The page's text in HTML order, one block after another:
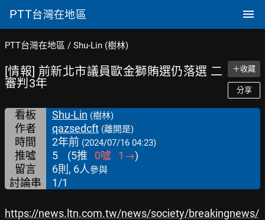
PTT台灣在地區
PTT台灣在地區 / Shu-Lin (樹林)
[情報] 前新北市議員歐金獅賄選仍落選 二
審判3年
＋收藏
分享
看板 Shu-Lin (樹林)
作者 qazsedcft (離開是)
時間 2年前 (2024/07/16 04:23)
推噓 5 (5推 0噓 1 →)
留言
6則, 6人參與
討論串 1/1
https://news.ltn.com.tw/news/society/breakingnews/